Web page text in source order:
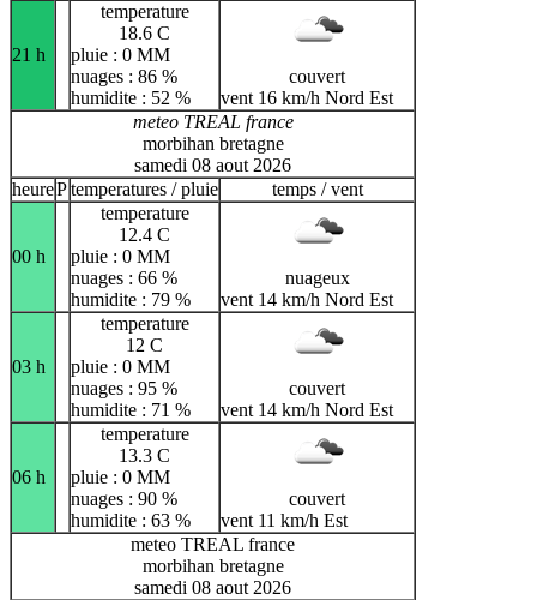
21 h
temperature
18.6 C
pluie : 0 MM
nuages : 86 %
humidite : 52 %
couvert
vent 16 km/h Nord Est
meteo TREAL france
morbihan bretagne
samedi 08 aout 2026
heurePtemperatures / pluie temps / vent
00 h
temperature
12.4 C
pluie : 0 MM
nuages : 66 %
humidite : 79 %
nuageux
vent 14 km/h Nord Est
03 h
temperature
12 C
pluie : 0 MM
nuages : 95 %
humidite : 71 %
couvert
vent 14 km/h Nord Est
06 h
temperature
13.3 C
pluie : 0 MM
nuages : 90 %
humidite : 63 %
couvert
vent 11 km/h Est
meteo TREAL france
morbihan bretagne
samedi 08 aout 2026